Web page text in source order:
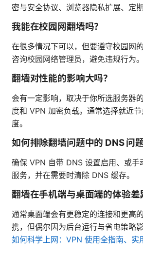
密与安全协议、浏览器隐私扩展、定期
我能在校园网翻墙吗？
在很多情况下可以，但要遵守校园网
咨询校园网络管理员，避免违规行为。
翻墙对性能的影响大吗？
会有一定影响，取决于你所选服务器
度和 VPN 加密负载。通常选择就近
度。
如何排除翻墙问题中的 DNS 问题
确保 VPN 自带 DNS 设置启用、或手
服务，并在需要时清除 DNS 缓存。
翻墙在手机端与桌面端的体验差
通常桌面端会有更稳定的连接和更高
携，但偶尔因为后台运行与省电策略
如何科学上网：VPN 使用全指南、实